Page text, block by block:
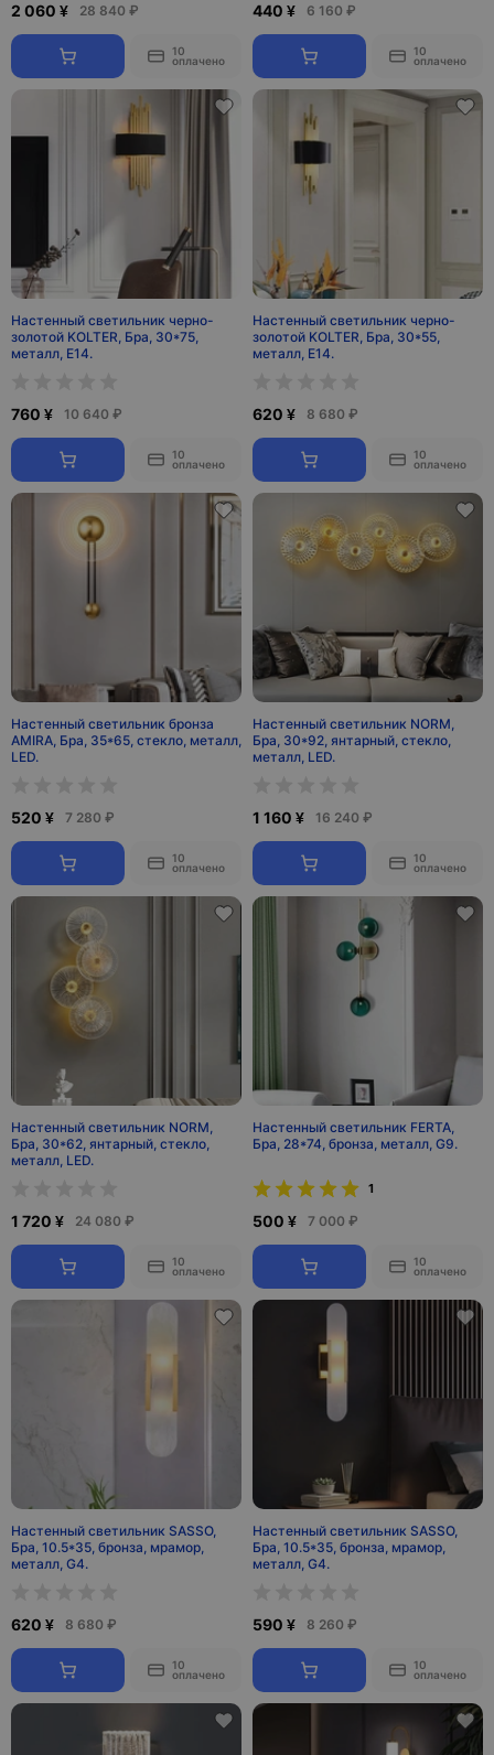
2 060 ¥ 28 840 ₽
10
оплачено
440 ¥ 6 160 ₽
10
оплачено
Настенный светильник черно-
золотой KOLTER, Бра, 30*75,
металл, Е14.
760 ¥ 10 640 ₽
10
оплачено
Настенный светильник черно-
золотой KOLTER, Бра, 30*55,
металл, Е14.
620 ¥ 8 680 ₽
10
оплачено
Настенный светильник бронза
АМIRA, Бра, 35*65, стекло, металл,
LED.
520 ¥ 7 280 ₽
10
оплачено
Настенный светильник NORM,
Бра, 30*92, янтарный, стекло,
металл, LED.
1 160 ¥ 16 240 ₽
10
оплачено
Настенный светильник NORM,
Бра, 30*62, янтарный, стекло,
металл, LED.
1 720 ¥ 24 080 ₽
10
оплачено
Настенный светильник FERTA,
Бра, 28*74, бронза, металл, G9.
1
500 ¥ 7 000 ₽
10
оплачено
Настенный светильник SASSO,
Бра, 10.5*35, бронза, мрамор,
металл, G4.
620 ¥ 8 680 ₽
10
оплачено
Настенный светильник SASSO,
Бра, 10.5*35, бронза, мрамор,
металл, G4.
590 ¥ 8 260 ₽
10
оплачено